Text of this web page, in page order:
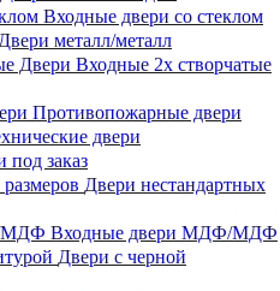
Входные двери со стеклом
металл/металл
Входные 2х створчатые
Противопожарные двери
двери
под заказ
Двери нестандартных
Входные двери МДФ/МДФ
Двери с черной